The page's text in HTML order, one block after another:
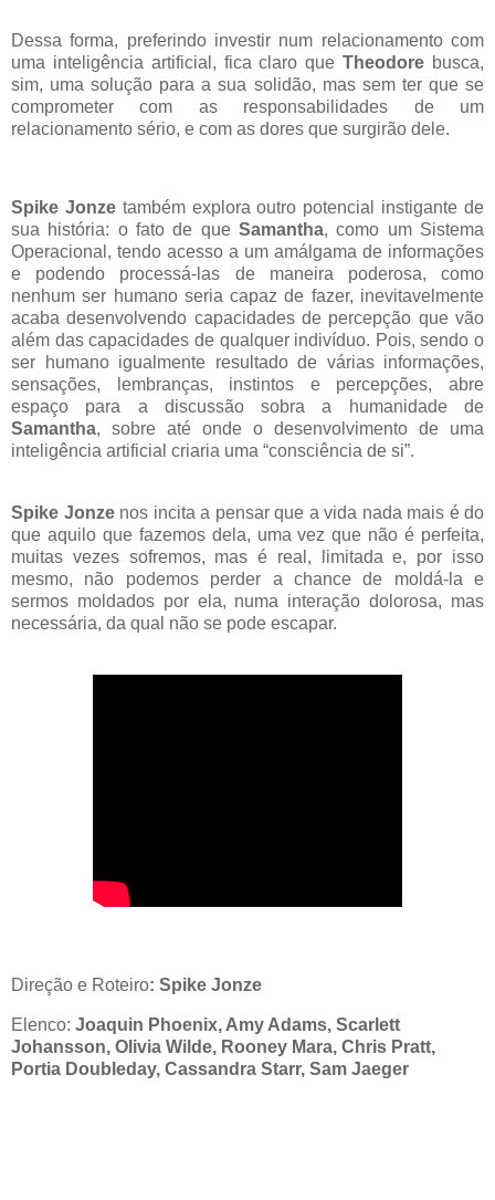
Dessa forma, preferindo investir num relacionamento com
uma inteligência artificial, fica claro queTheodore busca,
sim, uma solução para a sua solidão, mas sem ter que se
comprometer com as responsabilidades de um
relacionamento sério, e com as dores que surgirão dele.
Spike Jonze também explora outro potencial instigante de
sua história: o fato de que Samantha, como um Sistema
Operacional, tendo acesso a um amálgama de informações
e podendo processá-las de maneira poderosa, como
nenhum ser humano seria capaz de fazer, inevitavelmente
acaba desenvolvendo capacidades de percepção que vão
além das capacidades de qualquer indivíduo. Pois, sendo o
ser humano igualmente resultado de várias informações,
sensações, lembranças, instintos e percepções, abre
espaço para a discussão sobra a humanidade de
Samantha, sobre até onde o desenvolvimento de uma
inteligência artificial criaria uma “consciência de si”.
Spike Jonzenos incita a pensar que a vida nada mais é do
que aquilo que fazemos dela, uma vez que não é perfeita,
muitas vezes sofremos, mas é real, limitada e, por isso
mesmo, não podemos perder a chance de moldá-la e
sermos moldados por ela, numa interação dolorosa, mas
necessária, da qual não se pode escapar.
Direção e Roteiro: Spike Jonze
Elenco: Joaquin Phoenix, Amy Adams, Scarlett
Johansson, Olivia Wilde, Rooney Mara, Chris Pratt,
Portia Doubleday, Cassandra Starr, Sam Jaeger